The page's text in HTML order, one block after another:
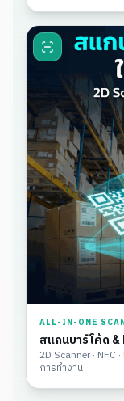
ALL-IN-ONE
สแกนบาร์โค้ด &
2D Scanner · NFC
การทำงาน